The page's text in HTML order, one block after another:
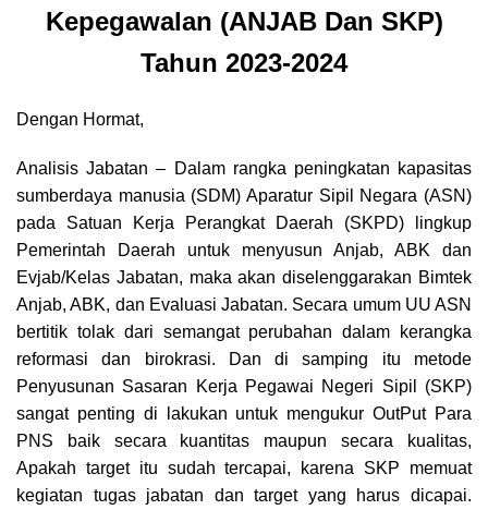
Kepegawalan (ANJAB Dan SKP)
Tahun 2023-2024
Dengan Hormat,
Analisis Jabatan – Dalam rangka peningkatan kapasitas
sumberdaya manusia (SDM) Aparatur Sipil Negara (ASN)
pada Satuan Kerja Perangkat Daerah (SKPD) lingkup
Pemerintah Daerah untuk menyusun Anjab, ABK dan
Evjab/Kelas Jabatan, maka akan diselenggarakan Bimtek
Anjab, ABK, dan Evaluasi Jabatan. Secara umum UU ASN
bertitik tolak dari semangat perubahan dalam kerangka
reformasi dan birokrasi. Dan di samping itu metode
Penyusunan Sasaran Kerja Pegawai Negeri Sipil (SKP)
sangat penting di lakukan untuk mengukur OutPut Para
PNS baik secara kuantitas maupun secara kualitas,
Apakah target itu sudah tercapai, karena SKP memuat
kegiatan tugas jabatan dan target yang harus dicapai.